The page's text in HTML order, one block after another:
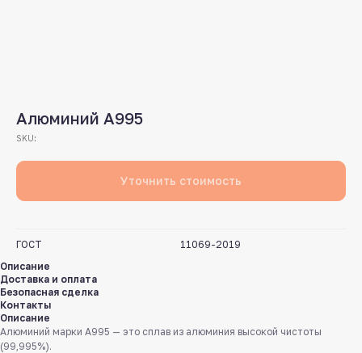
Алюминий А995
SKU:
Уточнить стоимость
ГОСТ
11069-2019
Описание
Доставка и оплата
Безопасная сделка
Контакты
Описание
Алюминий марки А995 — это сплав из алюминия высокой чистоты
(99,995%).